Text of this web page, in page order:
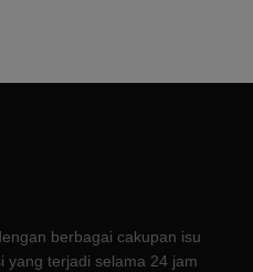
berbagai cakupan isu
yang terjadi selama 24 jam